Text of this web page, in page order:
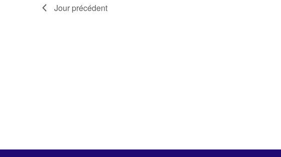
Jour précédent